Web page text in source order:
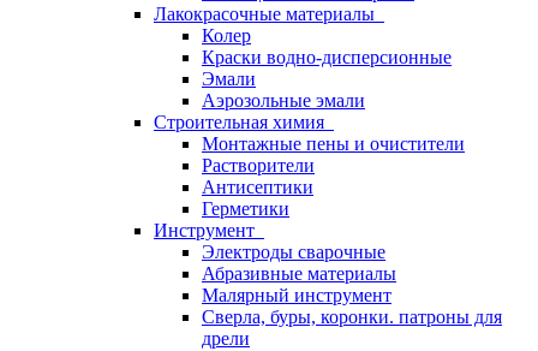
Лакокрасочные материалы
Колер
Краски водно-дисперсионные
Эмали
Аэрозольные эмали
Строительная химия
Монтажные пены и очистители
Растворители
Антисептики
Герметики
Инструмент
Электроды сварочные
Абразивные материалы
Малярный инструмент
Сверла, буры, коронки. патроны для
дрели